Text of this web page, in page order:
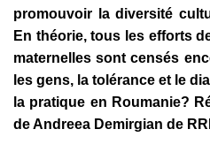
promouvoir la diversité
En théorie, tous les efforts
maternelles sont censés
les gens, la tolérance et le
la pratique en Roumanie?
de Andreea Demirgian de